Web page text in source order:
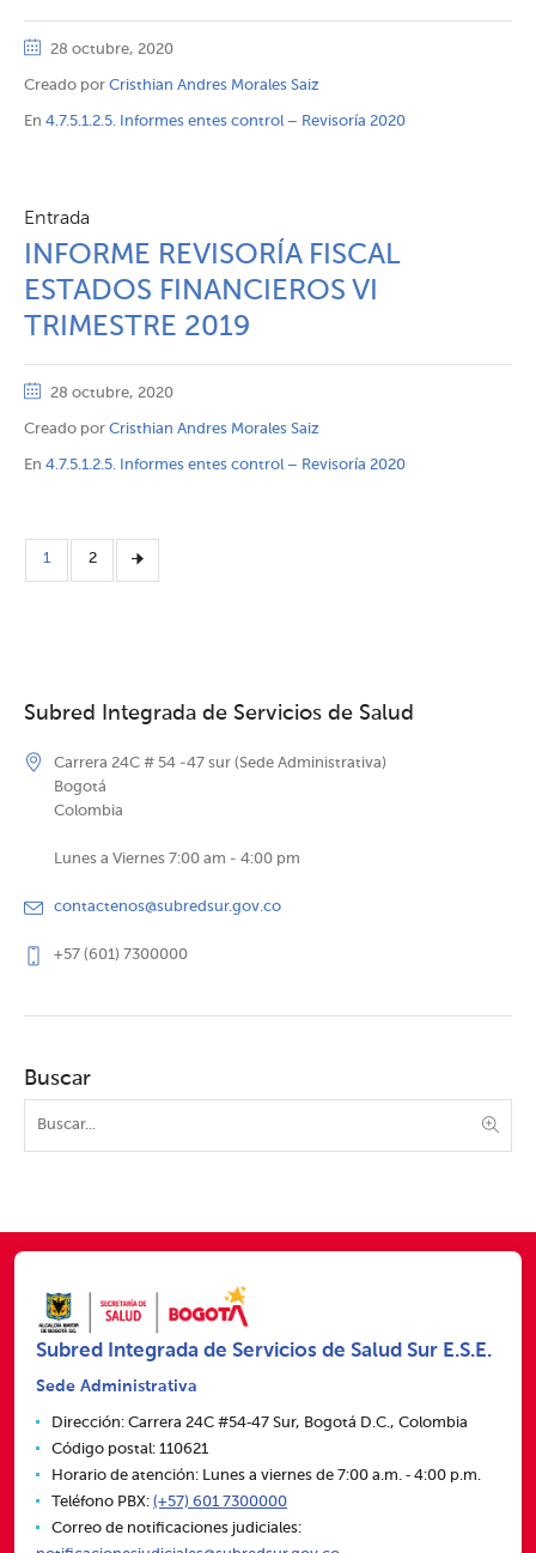
28 octubre, 2020
Creado por Cristhian Andres Morales Saiz
En 4.7.5.1.2.5. Informes entes control – Revisoría 2020
Entrada
INFORME REVISORÍA FISCAL
ESTADOS FINANCIEROS VI
TRIMESTRE 2019
28 octubre, 2020
Creado por Cristhian Andres Morales Saiz
En 4.7.5.1.2.5. Informes entes control – Revisoría 2020
1 2
Subred Integrada de Servicios de Salud
Carrera 24C # 54 -47 sur (Sede Administrativa)
Bogotá
Colombia
Lunes a Viernes 7:00 am - 4:00 pm
contactenos@subredsur.gov.co
+57 (601) 7300000
Buscar
Subred Integrada de Servicios de Salud Sur E.S.E.
Sede Administrativa
Dirección: Carrera 24C #54‑47 Sur, Bogotá D.C., Colombia
Código postal: 110621
Horario de atención: Lunes a viernes de 7:00 a.m. ‑ 4:00 p.m.
Teléfono PBX: (+57) 601 7300000
Correo de notificaciones judiciales: